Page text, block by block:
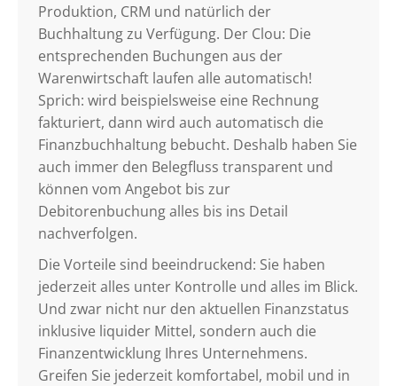
Produktion, CRM und natürlich der
Buchhaltung zu Verfügung. Der Clou: Die
entsprechenden Buchungen aus der
Warenwirtschaft laufen alle automatisch!
Sprich: wird beispielsweise eine Rechnung
fakturiert, dann wird auch automatisch die
Finanzbuchhaltung bebucht. Deshalb haben Sie
auch immer den Belegfluss transparent und
können vom Angebot bis zur
Debitorenbuchung alles bis ins Detail
nachverfolgen.
Die Vorteile sind beeindruckend: Sie haben
jederzeit alles unter Kontrolle und alles im Blick.
Und zwar nicht nur den aktuellen Finanzstatus
inklusive liquider Mittel, sondern auch die
Finanzentwicklung Ihres Unternehmens.
Greifen Sie jederzeit komfortabel, mobil und in